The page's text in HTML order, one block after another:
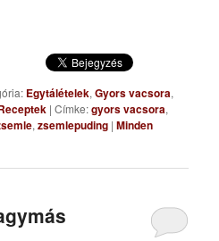
Egytálételek,Gyors vacsora,
|Címke:gyors vacsora,
,zsemlepuding |Minden